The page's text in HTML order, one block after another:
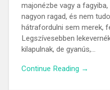
majonézbe vagy a
nagyon ragad, és nem
hátrafordulni sem merek,
Legszívesebben
kilapulnak, de gyanús,…
Continue Reading →